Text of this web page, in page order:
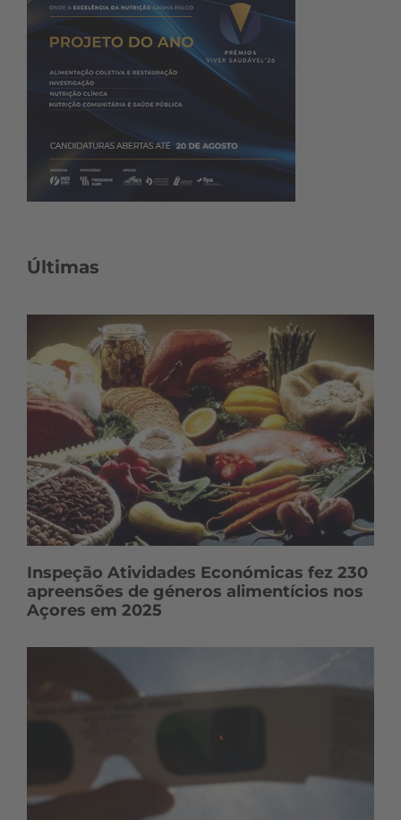
Últimas
Inspeção Atividades Económicas fez 230
apreensões de géneros alimentícios nos
Açores em 2025